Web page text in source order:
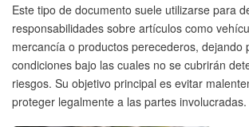
Este tipo de documento suele utilizarse para
responsabilidades sobre artículos como
mercancía o productos perecederos, dejando
condiciones bajo las cuales no se cubrirán
riesgos. Su objetivo principal es evitar
proteger legalmente a las partes involucradas.